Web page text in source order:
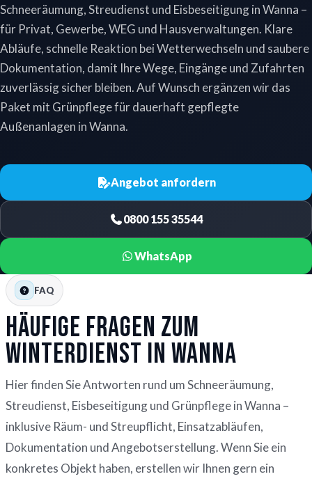
Schneeräumung, Streudienst und Eisbeseitigung in Wanna –
für Privat, Gewerbe, WEG und Hausverwaltungen. Klare
Abläufe, schnelle Reaktion bei Wetterwechseln und saubere
Dokumentation, damit Ihre Wege, Eingänge und Zufahrten
zuverlässig sicher bleiben. Auf Wunsch ergänzen wir das
Paket mit Grünpflege für dauerhaft gepflegte
Außenanlagen in Wanna.
Angebot anfordern
0800 155 35544
WhatsApp
FAQ
Häufige Fragen zum
Winterdienst in Wanna
Hier finden Sie Antworten rund um Schneeräumung,
Streudienst, Eisbeseitigung und Grünpflege in Wanna –
inklusive Räum- und Streupflicht, Einsatzabläufen,
Dokumentation und Angebotserstellung. Wenn Sie ein
konkretes Objekt haben, erstellen wir Ihnen gern ein